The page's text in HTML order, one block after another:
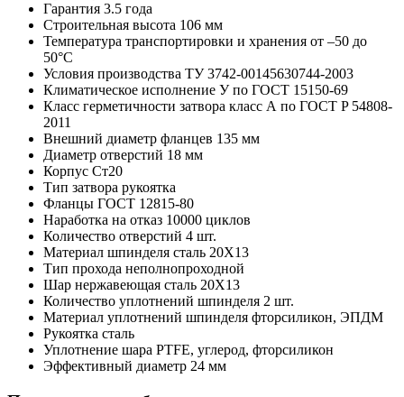
Гарантия 3.5 года
Строительная высота 106 мм
Температура транспортировки и хранения от –50 до
50°C
Условия производства ТУ 3742-00145630744-2003
Климатическое исполнение У по ГОСТ 15150-69
Класс герметичности затвора класс А по ГОСТ P 54808-
2011
Внешний диаметр фланцев 135 мм
Диаметр отверстий 18 мм
Корпус Ст20
Тип затвора рукоятка
Фланцы ГОСТ 12815-80
Наработка на отказ 10000 циклов
Количество отверстий 4 шт.
Материал шпинделя сталь 20Х13
Тип прохода неполнопроходной
Шар нержавеющая сталь 20Х13
Количество уплотнений шпинделя 2 шт.
Материал уплотнений шпинделя фторсиликон, ЭПДМ
Рукоятка сталь
Уплотнение шара PTFE, углерод, фторсиликон
Эффективный диаметр 24 мм